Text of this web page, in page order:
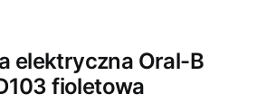
elektryczna Oral-B
fioletowa